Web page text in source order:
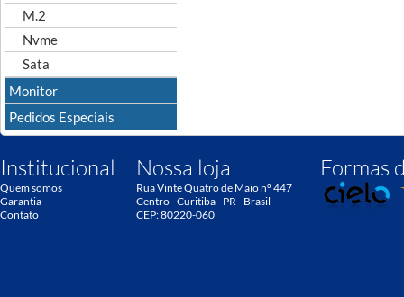
M.2
Nvme
Sata
Monitor
Pedidos Especiais
Institucional
Quem somos
Garantia
Contato
Nossa loja
Rua Vinte Quatro de Maio nº 447
Centro - Curitiba - PR - Brasil
CEP: 80220-060
Formas